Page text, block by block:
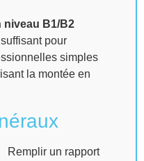
niveau B1/B2
pour
simples
la montée en
Remplir un rapport